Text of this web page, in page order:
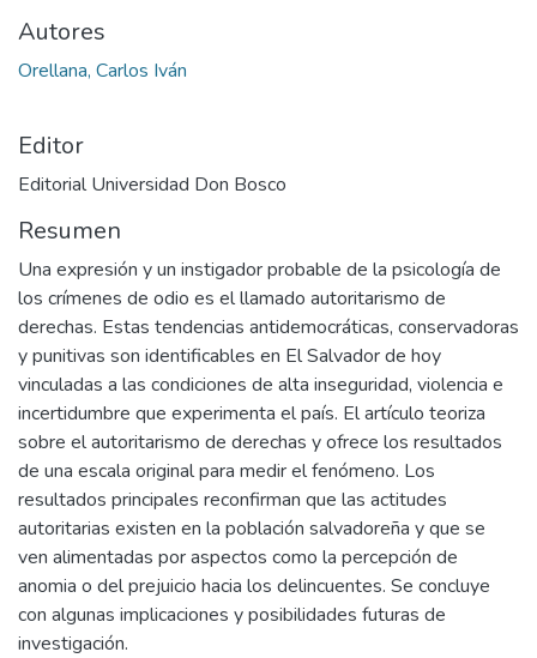
Autores
Orellana, Carlos Iván
Editor
Editorial Universidad Don Bosco
Resumen
Una expresión y un instigador probable de la psicología de
los crímenes de odio es el llamado autoritarismo de
derechas. Estas tendencias antidemocráticas, conservadoras
y punitivas son identificables en El Salvador de hoy
vinculadas a las condiciones de alta inseguridad, violencia e
incertidumbre que experimenta el país. El artículo teoriza
sobre el autoritarismo de derechas y ofrece los resultados
de una escala original para medir el fenómeno. Los
resultados principales reconfirman que las actitudes
autoritarias existen en la población salvadoreña y que se
ven alimentadas por aspectos como la percepción de
anomia o del prejuicio hacia los delincuentes. Se concluye
con algunas implicaciones y posibilidades futuras de
investigación.